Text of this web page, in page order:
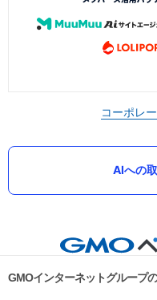
コーポレ
AIへの
GMOインターネットグループ